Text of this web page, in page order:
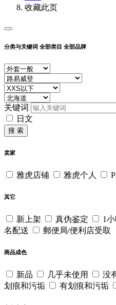
收藏此页
分类与关键词 全部类目 全部品牌
关键词
日文
搜 索
卖家
雅虎店铺 雅虎个人
其它
新上架 真伪鉴定 1
名配送
郵便局/便利店受取
商品成色
新品 几乎未使用 没
划痕和污垢
有划痕和污垢